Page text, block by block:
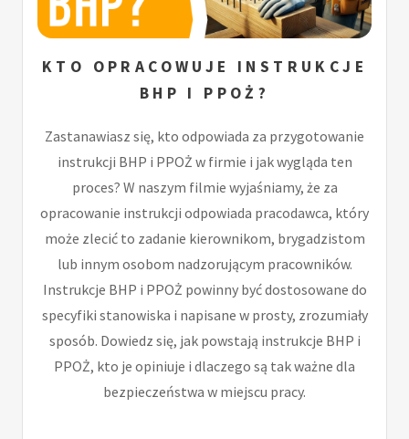
KTO OPRACOWUJE INSTRUKCJE
BHP I PPOŻ?
Zastanawiasz się, kto odpowiada za przygotowanie
instrukcji BHP i PPOŻ w firmie i jak wygląda ten
proces? W naszym filmie wyjaśniamy, że za
opracowanie instrukcji odpowiada pracodawca, który
może zlecić to zadanie kierownikom, brygadzistom
lub innym osobom nadzorującym pracowników.
Instrukcje BHP i PPOŻ powinny być dostosowane do
specyfiki stanowiska i napisane w prosty, zrozumiały
sposób. Dowiedz się, jak powstają instrukcje BHP i
PPOŻ, kto je opiniuje i dlaczego są tak ważne dla
bezpieczeństwa w miejscu pracy.